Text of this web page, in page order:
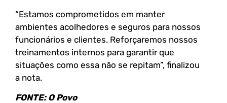
“Estamos comprometidos em manter
ambientes acolhedores e seguros para nossos
funcionários e clientes. Reforçaremos nossos
treinamentos internos para garantir que
situações como essa não se repitam”, finalizou
a nota.
FONTE: O Povo